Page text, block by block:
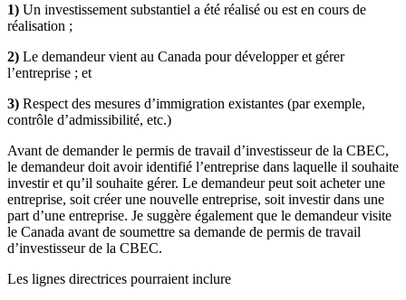
1) Un investissement substantiel a été réalisé ou est en cours de
réalisation ;
2) Le demandeur vient au Canada pour développer et gérer
l’entreprise ; et
3) Respect des mesures d’immigration existantes (par exemple,
contrôle d’admissibilité, etc.)
Avant de demander le permis de travail d’investisseur de la CBEC,
le demandeur doit avoir identifié l’entreprise dans laquelle il souhaite
investir et qu’il souhaite gérer. Le demandeur peut soit acheter une
entreprise, soit créer une nouvelle entreprise, soit investir dans une
part d’une entreprise. Je suggère également que le demandeur visite
le Canada avant de soumettre sa demande de permis de travail
d’investisseur de la CBEC.
Les lignes directrices pourraient inclure